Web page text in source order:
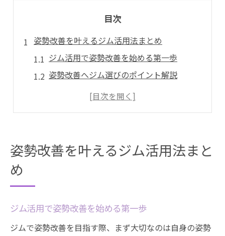
目次
姿勢改善を叶えるジム活用法まとめ
ジム活用で姿勢改善を始める第一歩
姿勢改善へジム選びのポイント解説
丸の内駅周辺ジムで健康維持を実感
丸の内駅周辺で始める健康的な姿勢作り
丸の内駅ジムで健康的な体作りを実践
効率的なストレッチ法をジムで学ぶコツ
オンライン検索で自分に合うジムを発見
姿勢改善を叶えるジム活用法まと
め
ジム活用で姿勢改善を始める第一歩
ジムで姿勢改善を目指す際、まず大切なのは自身の姿勢